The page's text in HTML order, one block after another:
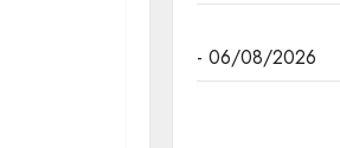
- 06/08/2026